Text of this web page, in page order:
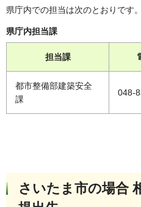
県庁内での担当は次のとおりです。
県庁内担当課
担当課
都市整備部建築安全
課
048-
さいたま市の場合